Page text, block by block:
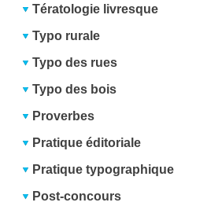
Tératologie livresque
Typo rurale
Typo des rues
Typo des bois
Proverbes
Pratique éditoriale
Pratique typographique
Post-concours